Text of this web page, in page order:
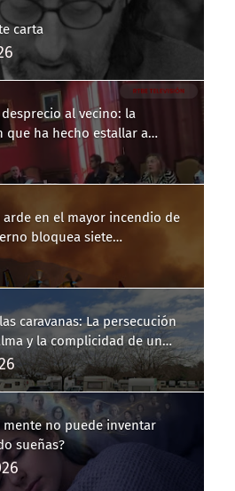
carta
al vecino: la
que ha hecho estallar a
arde en el mayor incendio de
bloquea siete
dinero
caravanas: La persecución
y la complicidad de un
mente no puede inventar
sueñas?